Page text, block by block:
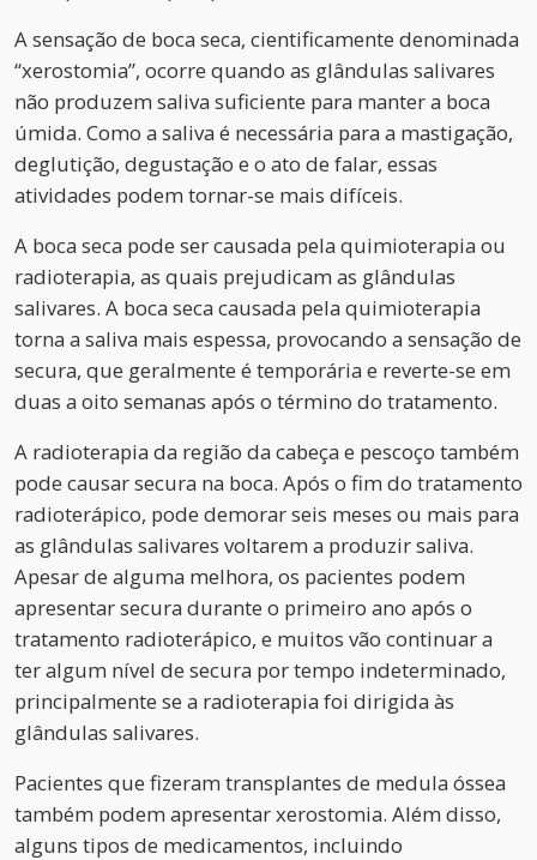
A sensação de boca seca, cientificamente denominada
“xerostomia”, ocorre quando as glândulas salivares
não produzem saliva suficiente para manter a boca
úmida. Como a saliva é necessária para a mastigação,
deglutição, degustação e o ato de falar, essas
atividades podem tornar-se mais difíceis.
A boca seca pode ser causada pela quimioterapia ou
radioterapia, as quais prejudicam as glândulas
salivares. A boca seca causada pela quimioterapia
torna a saliva mais espessa, provocando a sensação de
secura, que geralmente é temporária e reverte-se em
duas a oito semanas após o término do tratamento.
A radioterapia da região da cabeça e pescoço também
pode causar secura na boca. Após o fim do tratamento
radioterápico, pode demorar seis meses ou mais para
as glândulas salivares voltarem a produzir saliva.
Apesar de alguma melhora, os pacientes podem
apresentar secura durante o primeiro ano após o
tratamento radioterápico, e muitos vão continuar a
ter algum nível de secura por tempo indeterminado,
principalmente se a radioterapia foi dirigida às
glândulas salivares.
Pacientes que fizeram transplantes de medula óssea
também podem apresentar xerostomia. Além disso,
alguns tipos de medicamentos, incluindo